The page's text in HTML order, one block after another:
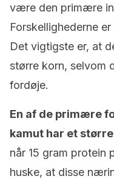
være den primære
Forskellighederne
Det vigtigste er, at
større korn, selvom
fordøje.
En af de primære
kamut har et
når 15 gram protein
huske, at disse